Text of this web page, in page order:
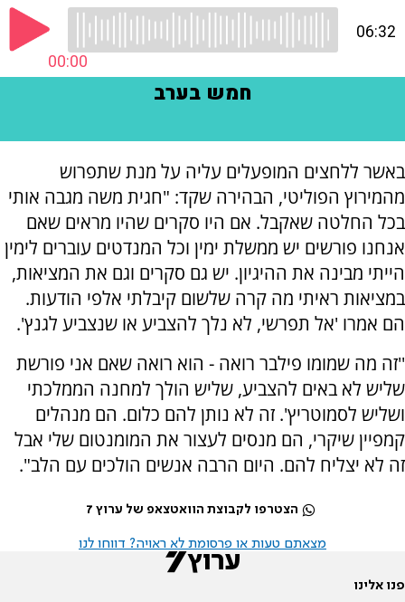
באשר ללחצים המופעלים עליה על מנת שתפרוש
מהמירוץ הפוליטי, הבהירה שקד: "חגית משה מגבה אותי
בכל החלטה שאקבל. אם היו סקרים שהיו מראים שאם
אנחנו פורשים יש ממשלת ימין וכל המנדטים עוברים לימין
הייתי מבינה את ההיגיון. יש גם סקרים וגם את המציאות,
במציאות ראיתי מה קרה שלשום קיבלתי אלפי הודעות.
הם אמרו 'אל תפרשי, לא נלך להצביע או שנצביע לגנץ'.
''זה מה שמומו פילבר רואה - הוא רואה שאם אני פורשת
שליש לא באים להצביע, שליש הולך למחנה הממלכתי
ושליש לסמוטריץ'. זה לא נותן להם כלום. הם מנהלים
קמפיין שיקרי, הם מנסים לעצור את המומנטום שלי אבל
זה לא יצליח להם. היום הרבה אנשים הולכים עם הלב".
הצטרפו לקבוצת הוואטצאפ של ערוץ 7
מצאתם טעות או פרסומת לא ראויה? דווחו לנו
פנו אלינו